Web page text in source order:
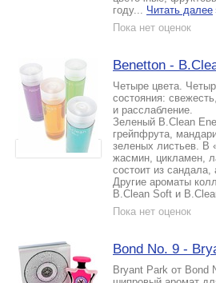
году... Читать далее
Пока нет оценок
Benetton -
Четыре цвета.
состояния:
и расслабление.
Зеленый B.Clean
грейпфрута,
зеленых листьев. В
жасмин, цикламен,
состоит из
Другие ароматы
B.Clean Soft и
Пока нет оценок
Bond No. 9 -
Bryant Park от Bond